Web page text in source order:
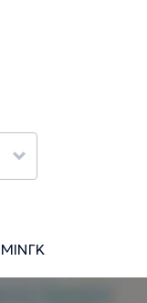
αλλεργικών
και Κλινικής
Examination in
εμπειρία και
σε
και